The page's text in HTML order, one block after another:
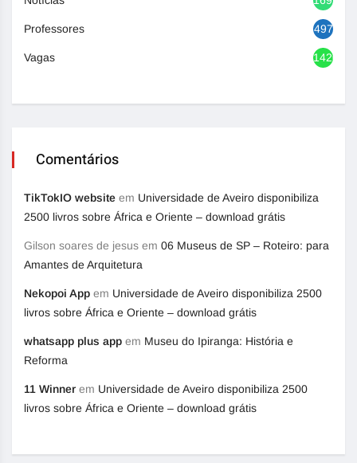
Professores 497
Vagas 1420
Comentários
TikTokIO website em Universidade de Aveiro disponibiliza
2500 livros sobre África e Oriente – download grátis
Gilson soares de jesus em 06 Museus de SP – Roteiro: para
Amantes de Arquitetura
Nekopoi App em Universidade de Aveiro disponibiliza 2500
livros sobre África e Oriente – download grátis
whatsapp plus app em Museu do Ipiranga: História e
Reforma
11 Winner em Universidade de Aveiro disponibiliza 2500
livros sobre África e Oriente – download grátis